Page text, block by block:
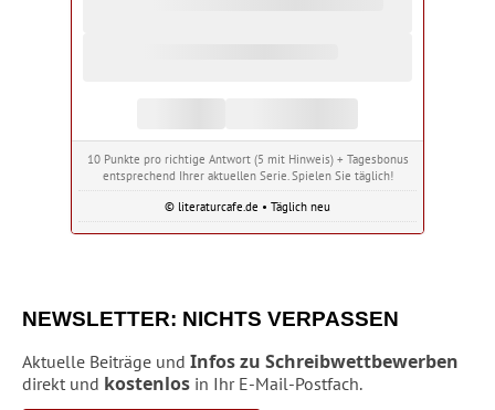
10 Punkte pro richtige Antwort (5 mit Hinweis) + Tagesbonus
entsprechend Ihrer aktuellen Serie. Spielen Sie täglich!
© literaturcafe.de • Täglich neu
NEWSLETTER: NICHTS VERPASSEN
Aktuelle Beiträge und Infos zu Schreibwettbewerben
direkt und kostenlos in Ihr E-Mail-Postfach.